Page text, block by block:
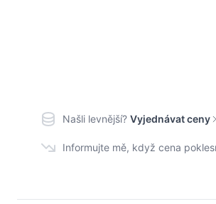
Našli levnější? Vyjednávat ceny
Informujte mě, když cena